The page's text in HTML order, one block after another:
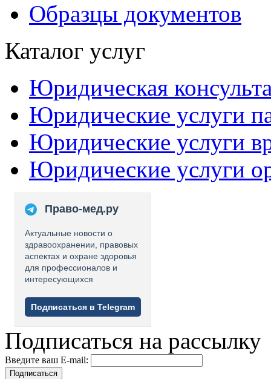
Образцы документов
Каталог услуг
Юридическая
Юридические услуги
Юридические услуги
Юридические услуги
Право-мед.ру
Актуальные новости о
здравоохранении, правовых
аспектах и охране здоровья
для профессионалов и
интересующихся
Подписаться в Telegram
Подписаться на рассылку
Введите ваш E-mail:
Подписаться